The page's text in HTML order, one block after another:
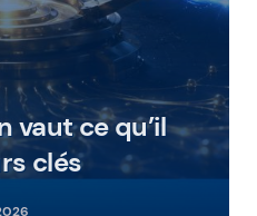
vaut ce qu’il
clés